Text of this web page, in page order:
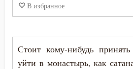
В избранное
Стоит кому-нибудь
уйти в монастырь, как